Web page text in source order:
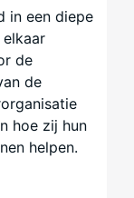
in een diepe
de
de
hoe zij hun
helpen.